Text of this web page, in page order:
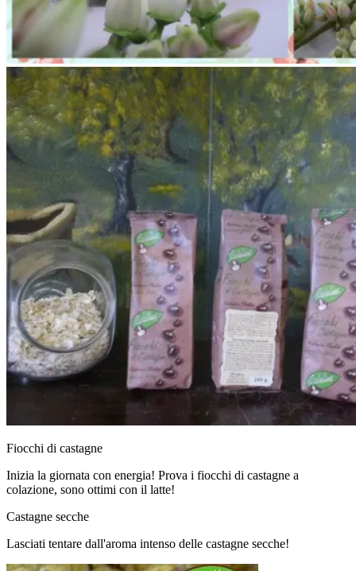
Fiocchi di castagne
Inizia la giornata con energia! Prova i fiocchi di castagne a
colazione, sono ottimi con il latte!
Castagne secche
Lasciati tentare dall'aroma intenso delle castagne secche!